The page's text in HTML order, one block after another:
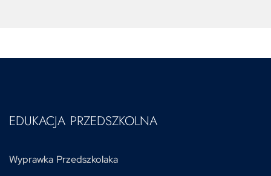
EDUKACJA PRZEDSZKOLNA
Wyprawka Przedszkolaka